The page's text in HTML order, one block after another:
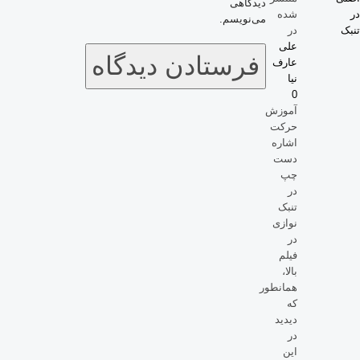
در
تنبک
شده
در
علی
عارف
نیا
0
آموزش
حرکت
اشاره
دست
چپ
در
تنبک
نوازی
در
فیلم
بالا،
همانطور
که
دیدید
در
این
دیدگاهی
می‌نویسم.